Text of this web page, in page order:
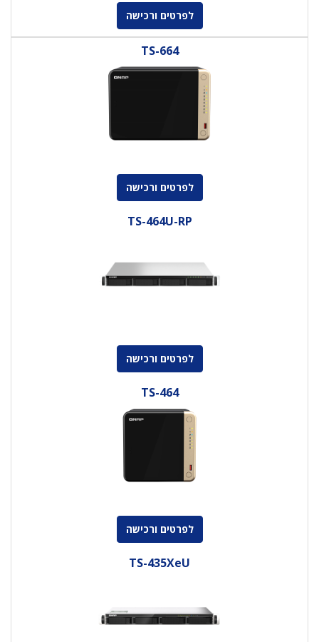
לפרטים ורכישה
TS-664
לפרטים ורכישה
TS-464U-RP
לפרטים ורכישה
TS-464
לפרטים ורכישה
TS-435XeU